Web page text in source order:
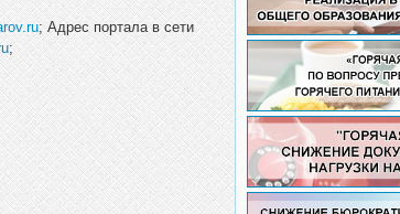
; Адрес портала в сети
;